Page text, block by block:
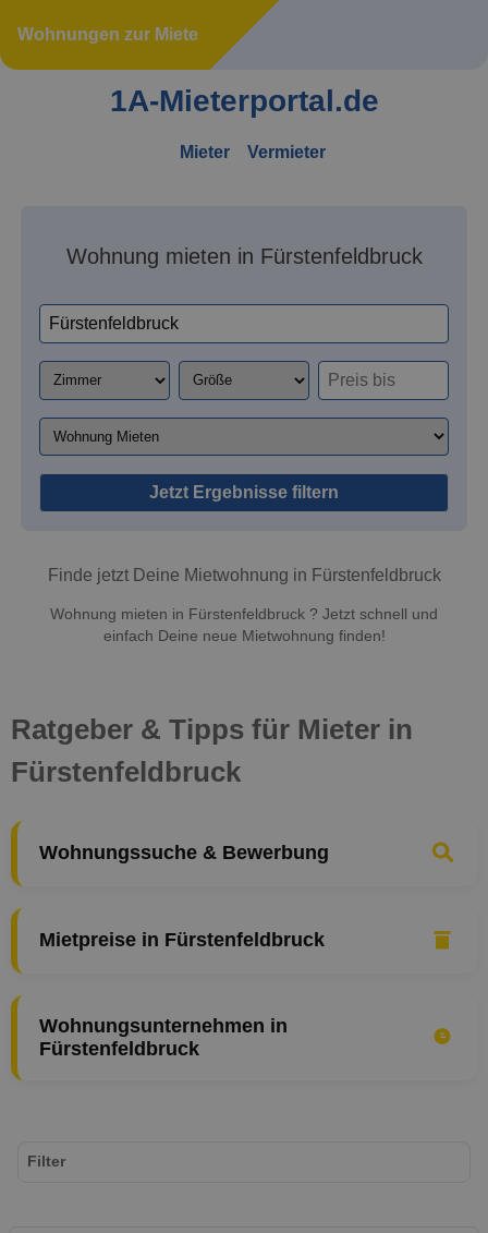
Wohnungen zur Miete
1A-Mieterportal.de
Mieter Vermieter
Wohnung mieten in Fürstenfeldbruck
Jetzt Ergebnisse filtern
Finde jetzt Deine Mietwohnung in Fürstenfeldbruck
Wohnung mieten in Fürstenfeldbruck ? Jetzt schnell und
einfach Deine neue Mietwohnung finden!
Ratgeber & Tipps für Mieter in
Fürstenfeldbruck
Wohnungssuche & Bewerbung
Mietpreise in Fürstenfeldbruck
Wohnungsunternehmen in
Fürstenfeldbruck
Filter